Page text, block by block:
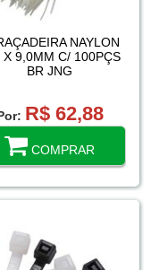
NAYLON
X 9,0MM C/ 100PÇS
BR JNG
R$ 62,88
COMPRAR